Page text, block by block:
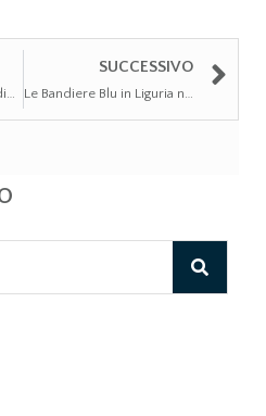
SPIAGGE: quali sono le dieci più belle della Liguria
SUCCESSIVO
Le Bandiere Blu in Liguria nel 2024